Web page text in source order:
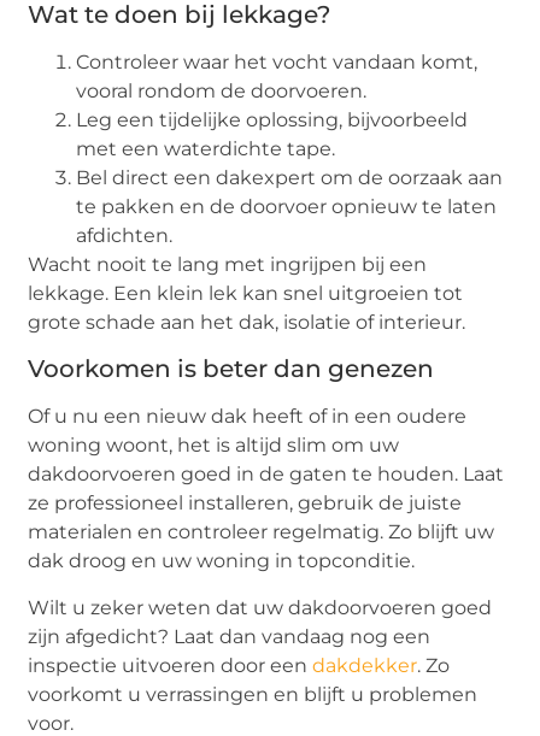
Wat te doen bij lekkage?
Controleer waar het vocht vandaan komt,
vooral rondom de doorvoeren.
Leg een tijdelijke oplossing, bijvoorbeeld
met een waterdichte tape.
Bel direct een dakexpert om de oorzaak aan
te pakken en de doorvoer opnieuw te laten
afdichten.
Wacht nooit te lang met ingrijpen bij een
lekkage. Een klein lek kan snel uitgroeien tot
grote schade aan het dak, isolatie of interieur.
Voorkomen is beter dan genezen
Of u nu een nieuw dak heeft of in een oudere
woning woont, het is altijd slim om uw
dakdoorvoeren goed in de gaten te houden. Laat
ze professioneel installeren, gebruik de juiste
materialen en controleer regelmatig. Zo blijft uw
dak droog en uw woning in topconditie.
Wilt u zeker weten dat uw dakdoorvoeren goed
zijn afgedicht? Laat dan vandaag nog een
inspectie uitvoeren door eendakdekker. Zo
voorkomt u verrassingen en blijft u problemen
voor.